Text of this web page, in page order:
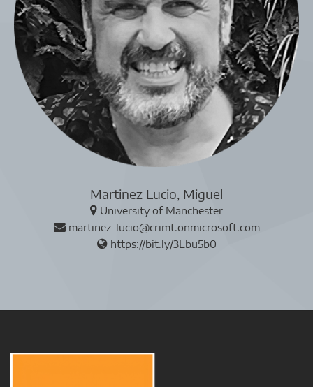
Martinez Lucio, Miguel
University of Manchester
martinez-lucio@crimt.onmicrosoft.com
https://bit.ly/3Lbu5b0